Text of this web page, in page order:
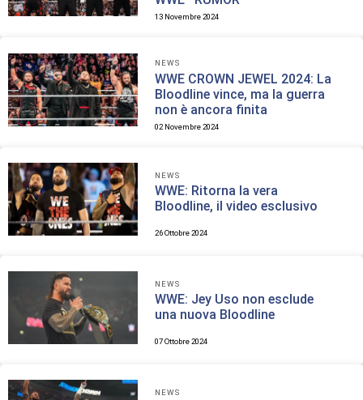
13 Novembre 2024
NEWS
WWE CROWN JEWEL 2024: La
Bloodline vince, ma la guerra
non è ancora finita
02 Novembre 2024
NEWS
WWE: Ritorna la vera
Bloodline, il video esclusivo
26 Ottobre 2024
NEWS
WWE: Jey Uso non esclude
una nuova Bloodline
07 Ottobre 2024
NEWS